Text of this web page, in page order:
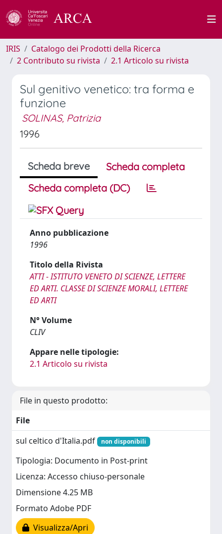
IRIS
Catalogo dei Prodotti della Ricerca
2 Contributo su rivista
2.1 Articolo su rivista
Sul genitivo venetico: tra forma e
funzione
SOLINAS, Patrizia
1996
Scheda breve
Scheda completa
Scheda completa (DC)
Anno pubblicazione
1996
Titolo della Rivista
ATTI - ISTITUTO VENETO DI SCIENZE, LETTERE
ED ARTI. CLASSE DI SCIENZE MORALI, LETTERE
ED ARTI
N° Volume
CLIV
Appare nelle tipologie:
2.1 Articolo su rivista
File in questo prodotto:
File
sul celtico d'Italia.pdf
non disponibili
Tipologia: Documento in Post-print
Licenza: Accesso chiuso-personale
Dimensione 4.25 MB
Formato Adobe PDF
Visualizza/Apri